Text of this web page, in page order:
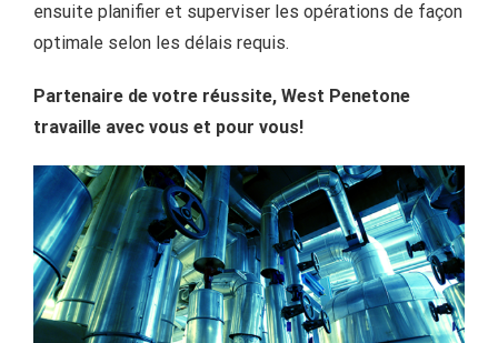
ensuite planifier et superviser les opérations de façon
optimale selon les délais requis.
Partenaire de votre réussite, West Penetone
travaille avec vous et pour vous!